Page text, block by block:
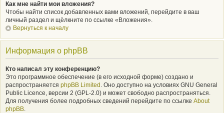
Как мне найти мои вложения?
Чтобы найти список добавленных вами вложений, перейдите в ваш
личный раздел и щёлкните по ссылке «Вложения».
Вернуться к началу
Информация о phpBB
Кто написал эту конференцию?
Это программное обеспечение (в его исходной форме) создано и
распространяется phpBB Limited . Оно доступно на условиях GNU General
Public Licence, версии 2 (GPL-2.0) и может свободно распространяться.
Для получения более подробных сведений перейдите по ссылке About
phpBB.